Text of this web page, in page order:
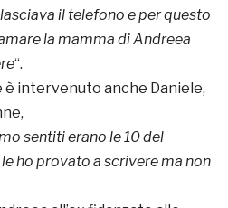
il telefono e per questo
la mamma di Andreea
“.
è intervenuto anche Daniele,
sentiti erano le 10 del
ho provato a scrivere ma non